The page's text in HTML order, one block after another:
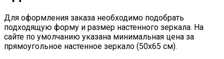
Для оформления заказа необходимо подобрать
подходящую форму и размер настенного зеркала. На
сайте по умолчанию указана минимальная цена за
прямоугольное настенное зеркало (50х65 см).